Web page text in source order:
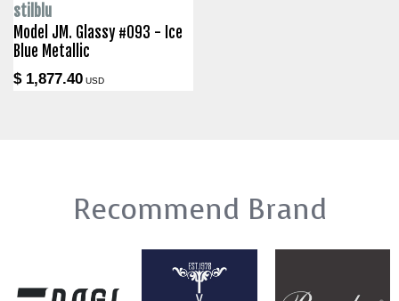
stilblu
Model JM. Glassy #093 - Ice
Blue Metallic
$ 1,877.40 USD
Recommend Brand